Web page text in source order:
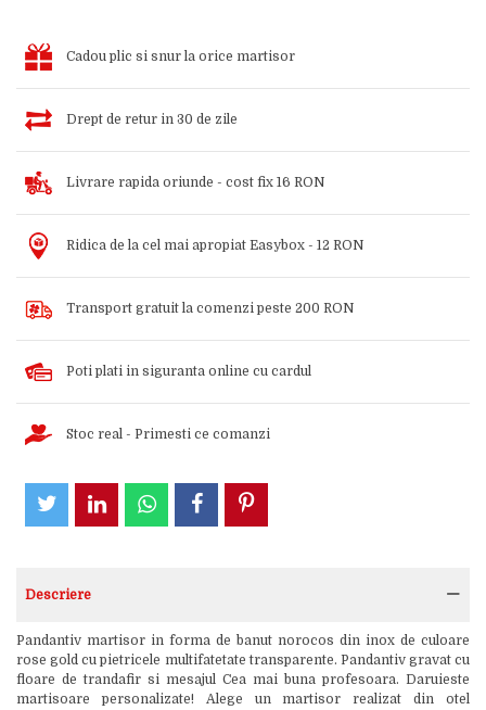
Cadou plic si snur la orice martisor
Drept de retur in 30 de zile
Livrare rapida oriunde - cost fix 16 RON
Ridica de la cel mai apropiat Easybox - 12 RON
Transport gratuit la comenzi peste 200 RON
Poti plati in siguranta online cu cardul
Stoc real - Primesti ce comanzi
Descriere
Pandantiv martisor in forma de banut norocos din inox de culoare
rose gold cu pietricele multifatetate transparente. Pandantiv gravat cu
floare de trandafir si mesajul Cea mai buna profesoara. Daruieste
martisoare personalizate! Alege un martisor realizat din otel